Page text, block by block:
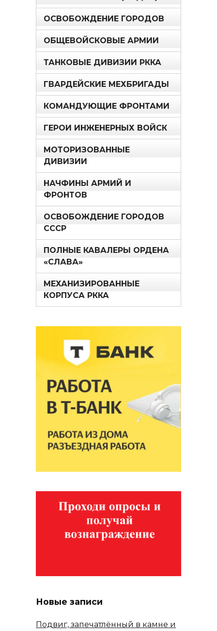
ОСВОБОЖДЕНИЕ ГОРОДОВ
ОБЩЕВОЙСКОВЫЕ АРМИИ
ТАНКОВЫЕ ДИВИЗИИ РККА
ГВАРДЕЙСКИЕ МЕХБРИГАДЫ
КОМАНДУЮЩИЕ ФРОНТАМИ
ГЕРОИ ИНЖЕНЕРНЫХ ВОЙСК
МОТОРИЗОВАННЫЕ
ДИВИЗИИ
НАЧФИНЫ АРМИЙ И
ФРОНТОВ
ОСВОБОЖДЕНИЕ ГОРОДОВ
СССР
ПОЛНЫЕ КАВАЛЕРЫ ОРДЕНА
«СЛАВА»
МЕХАНИЗИРОВАННЫЕ
КОРПУСА РККА
Новые записи
Подвиг, запечатлённый в камне и